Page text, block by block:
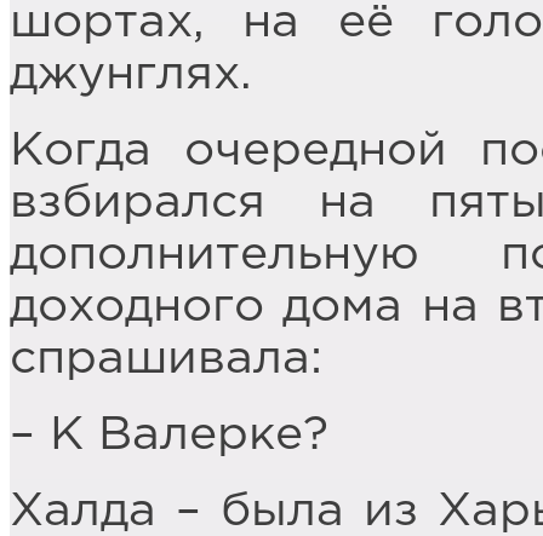
шортах, на её
джунглях.
Когда очередной
взбирался на
дополнительную
доходного дома на
спрашивала:
– К Валерке?
Халда – была из